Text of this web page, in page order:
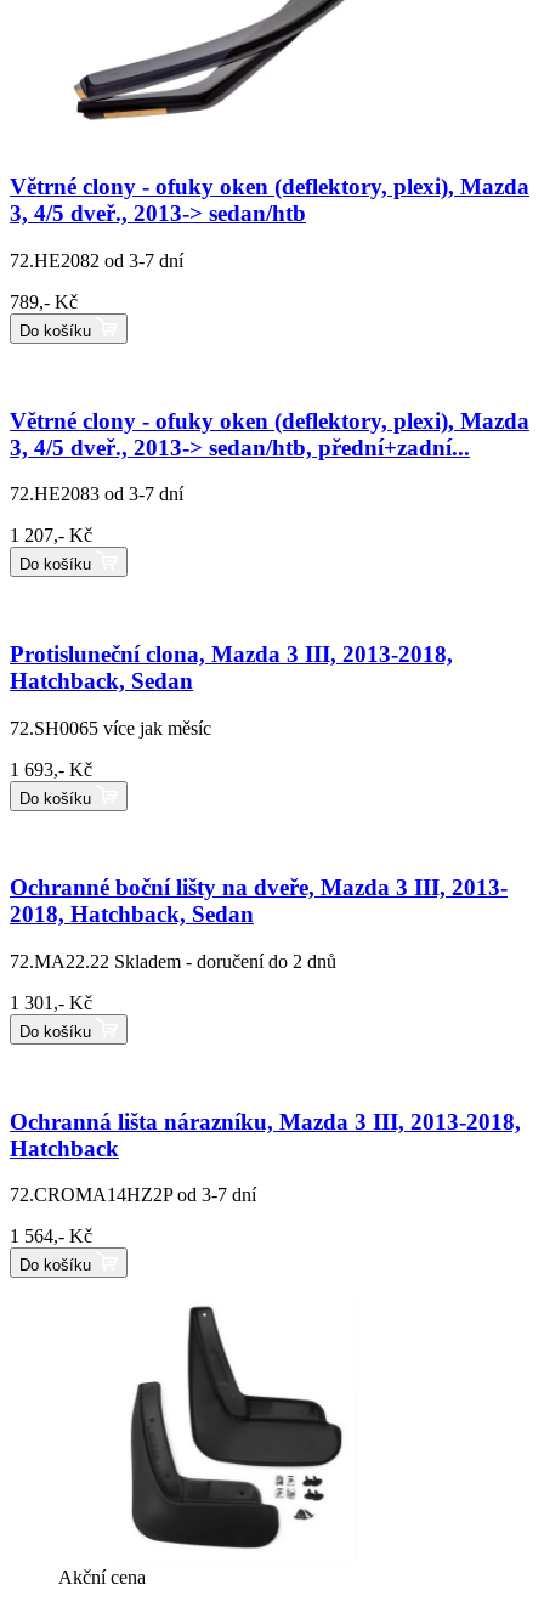
Větrné clony - ofuky oken (deflektory, plexi), Mazda
3, 4/5 dveř., 2013-> sedan/htb
72.HE2082 od 3-7 dní
789,- Kč
Do košíku
Větrné clony - ofuky oken (deflektory, plexi), Mazda
3, 4/5 dveř., 2013-> sedan/htb, přední+zadní...
72.HE2083 od 3-7 dní
1 207,- Kč
Do košíku
Protisluneční clona, Mazda 3 III, 2013-2018,
Hatchback, Sedan
72.SH0065 více jak měsíc
1 693,- Kč
Do košíku
Ochranné boční lišty na dveře, Mazda 3 III, 2013-
2018, Hatchback, Sedan
72.MA22.22 Skladem - doručení do 2 dnů
1 301,- Kč
Do košíku
Ochranná lišta nárazníku, Mazda 3 III, 2013-2018,
Hatchback
72.CROMA14HZ2P od 3-7 dní
1 564,- Kč
Do košíku
Akční cena